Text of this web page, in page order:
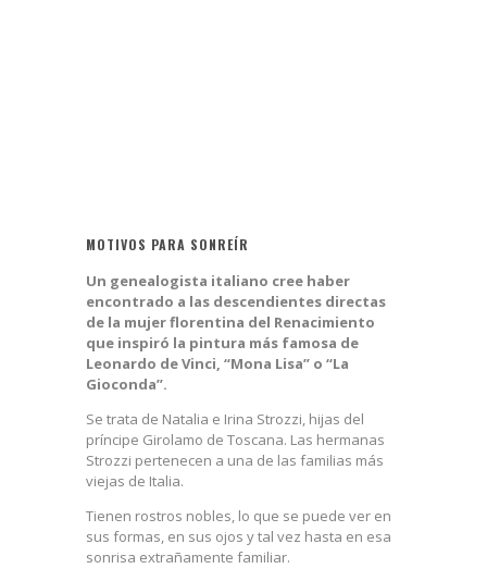
MOTIVOS PARA SONREÍR
Un genealogista italiano cree haber
encontrado a las descendientes directas
de la mujer florentina del Renacimiento
que inspiró la pintura más famosa de
Leonardo de Vinci, “Mona Lisa” o “La
Gioconda”.
Se trata de Natalia e Irina Strozzi, hijas del
príncipe Girolamo de Toscana. Las hermanas
Strozzi pertenecen a una de las familias más
viejas de Italia.
Tienen rostros nobles, lo que se puede ver en
sus formas, en sus ojos y tal vez hasta en esa
sonrisa extrañamente familiar.